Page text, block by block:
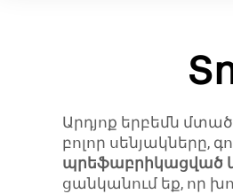
Արդյոք երբեմն
բոլոր սենյակները,
պրեֆաբրիկացված
ցանկանում եք, որ